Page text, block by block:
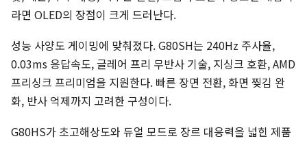
라면 OLED의 장점이 크게 드러난다.
성능 사양도 게이밍에 맞춰졌다. G80SH는 240Hz 주사율,
0.03ms 응답속도, 글레어 프리 무반사 기술, 지싱크 호환, AMD
프리싱크 프리미엄을 지원한다. 빠른 장면 전환, 화면 찢김 완
화, 반사 억제까지 고려한 구성이다.
G80HS가 초고해상도와 듀얼 모드로 장르 대응력을 넓힌 제품